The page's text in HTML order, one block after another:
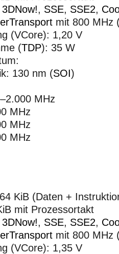
3DNow!, SSE, SSE2,
mit 800 MHz
(VCore): 1,20 V
(TDP): 35 W
130 nm (SOI)
MHz
MHz
MHz
MHz
KiB (Daten +
mit Prozessortakt
3DNow!, SSE, SSE2,
mit 800 MHz
(VCore): 1,35 V